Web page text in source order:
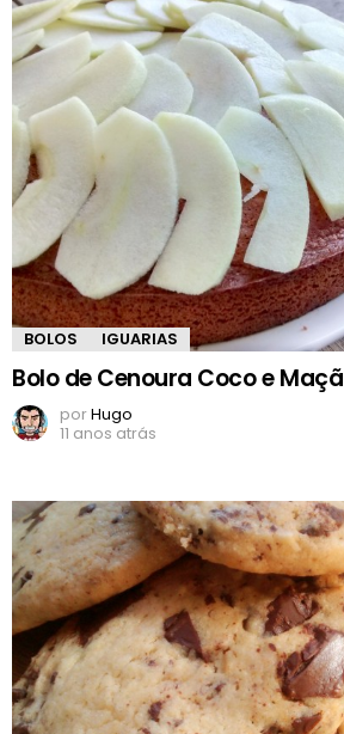
BOLOS IGUARIAS
Bolo de Cenoura Coco e Maçã
porHugo
11 anos atrás